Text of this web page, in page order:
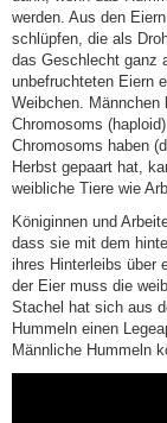
werden. Aus den
schlüpfen, die als
das Geschlecht ganz
unbefruchteten Eiern
Weibchen. Männchen
Chromosoms
Chromosoms haben
Herbst gepaart hat,
weibliche Tiere wie
Königinnen und
dass sie mit dem
ihres Hinterleibs über
der Eier muss die
Stachel hat sich aus
Hummeln einen
Männliche Hummeln